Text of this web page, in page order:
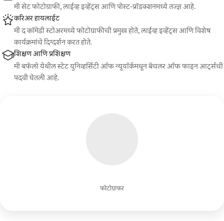
फोटोग्राफर
मी सेट फोटोग्राफी, लाईव्ह इव्हेंट्स आणि पोस्ट-प्रॉडक्शनमध्ये तज्ज्ञ आहे.
करिअर हायलाईट
मी द कॉमेडी स्टोअरमध्ये फोटोग्राफीची प्रमुख होते, लाईव्ह इव्हेंट्स आणि विशेष
कार्यक्रमांचे दिग्दर्शन करत होते.
शिक्षण आणि प्रशिक्षण
मी बफॅलो येथील स्टेट युनिव्हर्सिटी ऑफ न्यूयॉर्कमधून बॅचलर ऑफ फाइन आर्ट्सची
पदवी घेतली आहे.